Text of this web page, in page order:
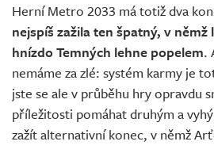
Herní Metro 2033 má totiž dva
nejspíš zažila ten špatný, v
hnízdo Temných lehne popelem.
nemáme za zlé: systém karmy je
jste se ale v průběhu hry opravdu
příležitosti pomáhat druhým a
zažít alternativní konec, v němž